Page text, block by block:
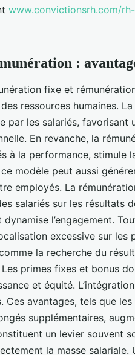
www.convictionsrh.com/
:
fixe et
ressources humaines.
par les salariés, favorisant
En revanche, la
à la performance, stimule
modèle peut aussi
employés. La
salariés sur les résultats
dynamise l’engagement.
excessive sur
la recherche du
Les primes fixes et bonus
et équité.
Ces avantages, tels que
supplémentaires,
un levier souvent
la masse